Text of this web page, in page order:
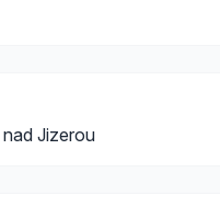
Jizerou